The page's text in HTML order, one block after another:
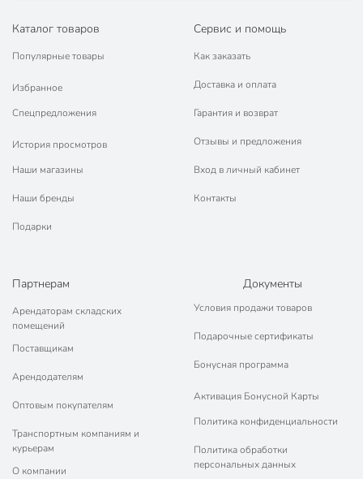
Каталог товаров
Популярные товары
Избранное
Спецпредложения
История просмотров
Наши магазины
Наши бренды
Подарки
Сервис и помощь
Как заказать
Доставка и оплата
Гарантия и возврат
Отзывы и предложения
Вход в личный кабинет
Контакты
Партнерам
Арендаторам складских
помещений
Поставщикам
Арендодателям
Оптовым покупателям
Транспортным компаниям и
курьерам
О компании
Документы
Условия продажи товаров
Подарочные сертификаты
Бонусная программа
Активация Бонусной Карты
Политика конфиденциальности
Политика обработки
персональных данных